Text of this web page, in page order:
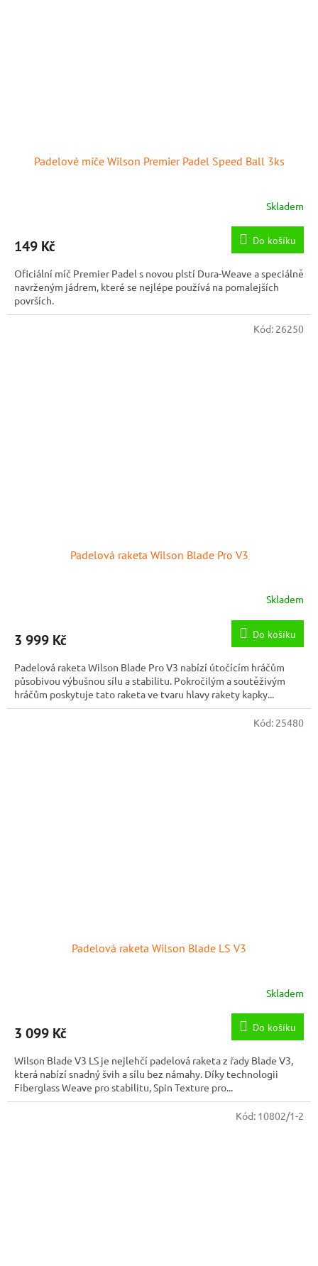
Padelové míče Wilson Premier Padel Speed Ball 3ks
Skladem
149 Kč Do košíku
Oficiální míč Premier Padel s novou plstí Dura-Weave a speciálně
navrženým jádrem, které se nejlépe používá na pomalejších
površích.
Padelová raketa Wilson Blade Pro V3
Skladem
3 999 Kč Do košíku
Padelová raketa Wilson Blade Pro V3 nabízí útočícím hráčům
působivou výbušnou sílu a stabilitu. Pokročilým a soutěživým
hráčům poskytuje tato raketa ve tvaru hlavy rakety kapky...
Kód: 26250
Padelová raketa Wilson Blade LS V3
Skladem
3 099 Kč Do košíku
Wilson Blade V3 LS je nejlehčí padelová raketa z řady Blade V3,
která nabízí snadný švih a sílu bez námahy. Díky technologii
Fiberglass Weave pro stabilitu, Spin Texture pro...
Kód: 25480
Kód: 10802/1-2